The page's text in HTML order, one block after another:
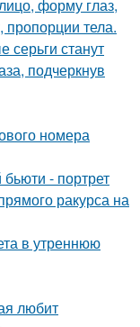
форму глаз,
пропорции тела.
серьги станут
подчеркнув
номера
- портрет
ракурса на
в утреннюю
любит